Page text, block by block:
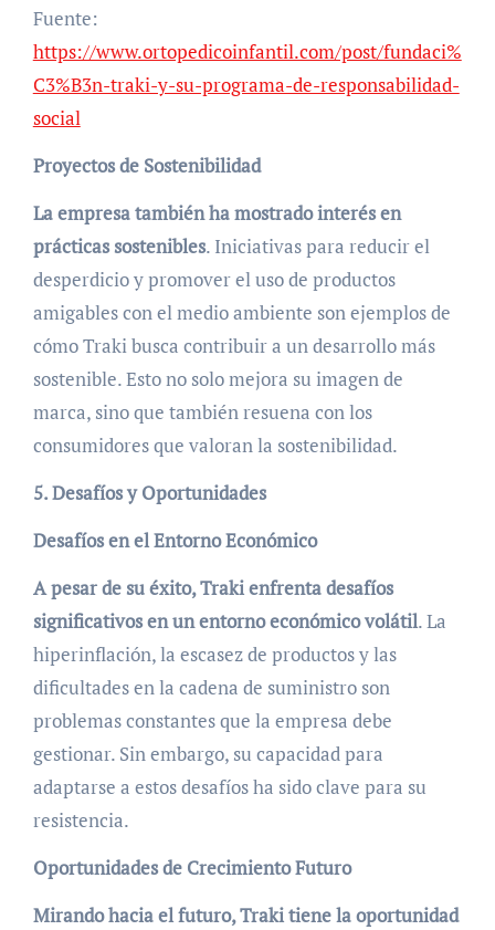
Fuente:
https://www.ortopedicoinfantil.com/post/fundaci%
C3%B3n-traki-y-su-programa-de-responsabilidad-
social
Proyectos de Sostenibilidad
La empresa también ha mostrado interés en
prácticas sostenibles. Iniciativas para reducir el
desperdicio y promover el uso de productos
amigables con el medio ambiente son ejemplos de
cómo Traki busca contribuir a un desarrollo más
sostenible. Esto no solo mejora su imagen de
marca, sino que también resuena con los
consumidores que valoran la sostenibilidad.
5. Desafíos y Oportunidades
Desafíos en el Entorno Económico
A pesar de su éxito, Traki enfrenta desafíos
significativos en un entorno económico volátil. La
hiperinflación, la escasez de productos y las
dificultades en la cadena de suministro son
problemas constantes que la empresa debe
gestionar. Sin embargo, su capacidad para
adaptarse a estos desafíos ha sido clave para su
resistencia.
Oportunidades de Crecimiento Futuro
Mirando hacia el futuro, Traki tiene la oportunidad